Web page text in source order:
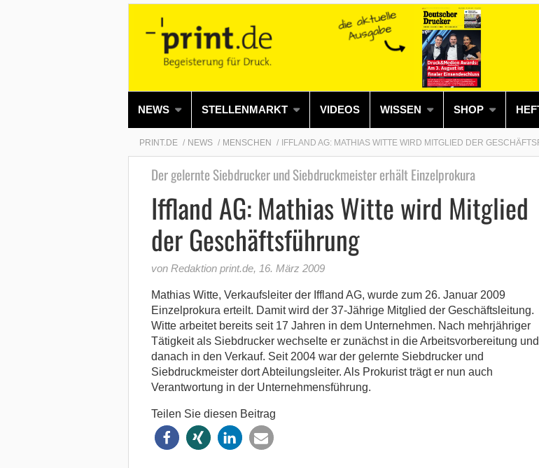
NEWS STELLENMARKT VIDEOS WISSEN SHOP
PRINT.DE NEWS MENSCHEN IFFLAND AG: MATHIAS WITTE WIRD MITGLIED DER
Der gelernte Siebdrucker und Siebdruckmeister erhält Einzelprokura
Iffland AG: Mathias Witte wird Mitglied
der Geschäftsführung
von Redaktion print.de, 16. März 2009
Mathias Witte, Verkaufsleiter der Iffland AG, wurde zum 26. Januar 2009
Einzelprokura erteilt. Damit wird der 37-Jährige Mitglied der Geschäftsleitung.
Witte arbeitet bereits seit 17 Jahren in dem Unternehmen. Nach mehrjähriger
Tätigkeit als Siebdrucker wechselte er zunächst in die Arbeitsvorberei­­tung und
danach in den Verkauf. Seit 2004 war der gelernte Siebdrucker und
Siebdruckmeister dort Abteilungsleiter. Als Prokurist trägt er nun auch
Verantwortung in der Unternehmensführung.
Teilen Sie diesen Beitrag